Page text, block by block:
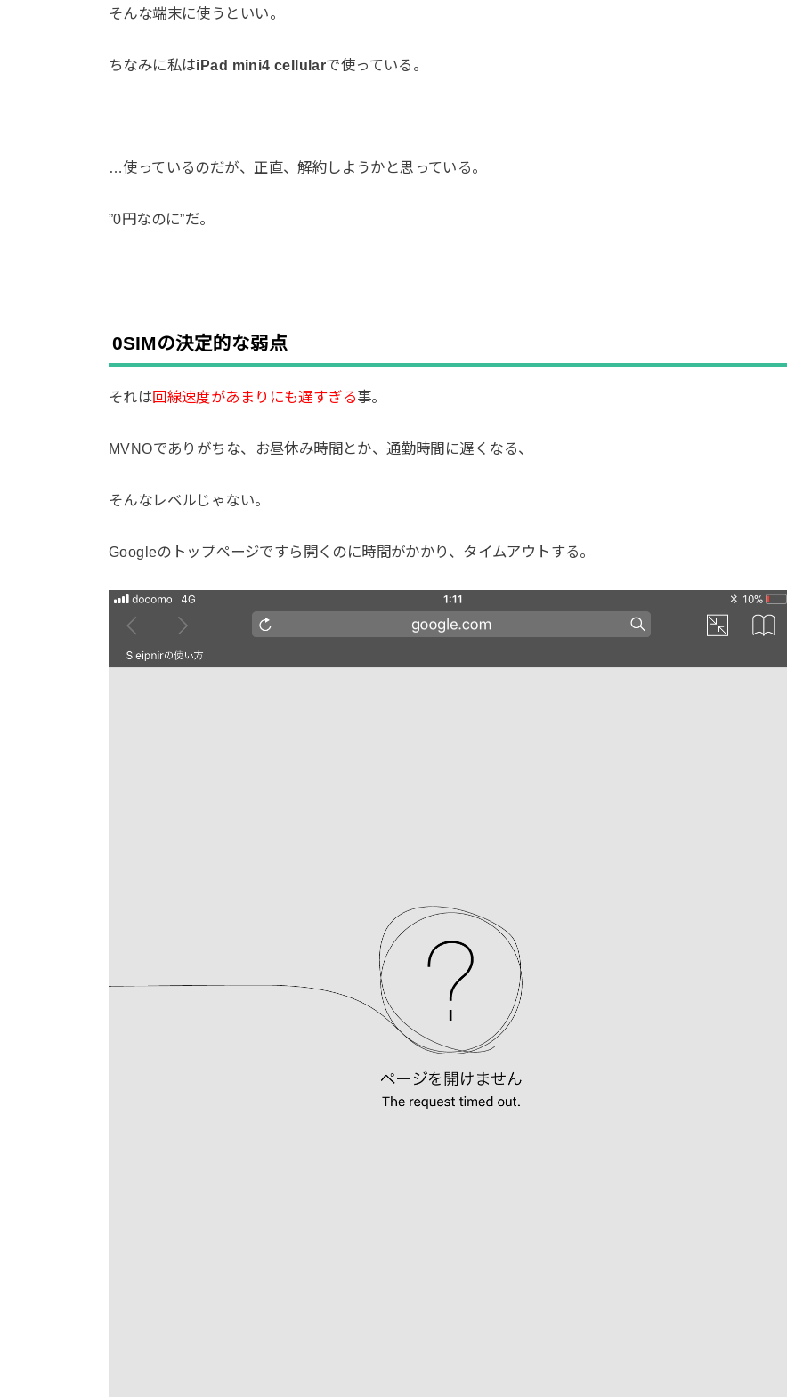
そんな端末に使うといい。
ちなみに私はiPad mini4 cellularで使っている。
…使っているのだが、正直、解約しようかと思っている。
”0円なのに”だ。
0SIMの決定的な弱点
それは回線速度があまりにも遅すぎる事。
MVNOでありがちな、お昼休み時間とか、通勤時間に遅くなる、
そんなレベルじゃない。
Googleのトップページですら開くのに時間がかかり、タイムアウトする。